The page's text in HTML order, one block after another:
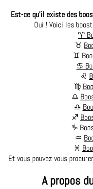
Est-ce qu'il existe des
Oui ! Voici les
♈
♉
♊
♋
♌️
♍
♎
♎
♐
♑
♒
♓
Et vous pouvez vous procurer
A propos